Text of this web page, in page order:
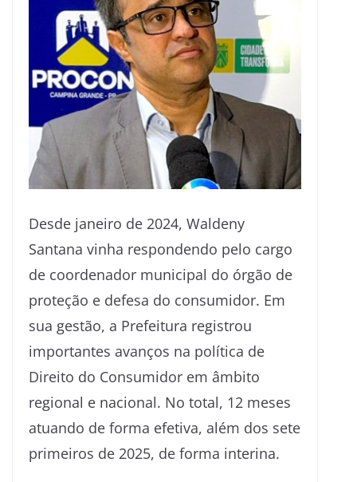
Desde janeiro de 2024, Waldeny
Santana vinha respondendo pelo cargo
de coordenador municipal do órgão de
proteção e defesa do consumidor. Em
sua gestão, a Prefeitura registrou
importantes avanços na política de
Direito do Consumidor em âmbito
regional e nacional. No total, 12 meses
atuando de forma efetiva, além dos sete
primeiros de 2025, de forma interina.